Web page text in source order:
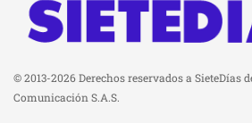
© 2013-2026 Derechos reservados a SieteDías
Comunicación S.A.S.